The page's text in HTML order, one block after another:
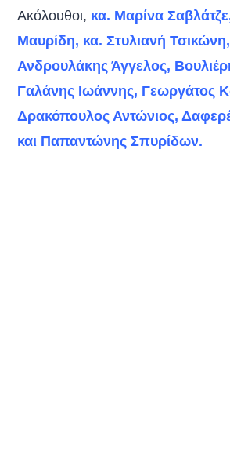
Ακόλουθοι, κα. Μαρίνα
Μαυρίδη, κα. Στυλιανή Τσικώνη,
Ανδρουλάκης Άγγελος,
Γαλάνης Ιωάννης, Γεωργάτος
Δρακόπουλος Αντώνιος,
και Παπαντώνης Σπυρίδων.